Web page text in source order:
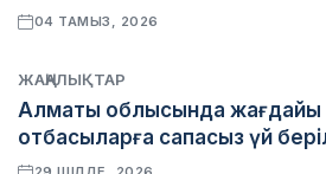
04 ТАМЫЗ, 2026
ЖАҢАЛЫҚТАР
Алматы облысында жағдайы
отбасыларға сапасыз үй